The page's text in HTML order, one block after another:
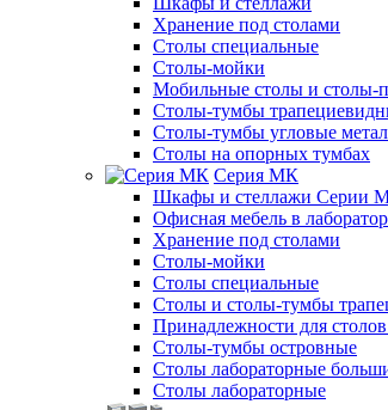
Хранение под столами
Столы специальные
Столы-мойки
Мобильные столы и столы-
Столы-тумбы
Столы-тумбы угловые
Столы на опорных тумбах
Серия МК
Шкафы и стеллажи Серии
Офисная мебель в
Хранение под столами
Столы-мойки
Столы специальные
Столы и столы-тумбы
Принадлежности для
Столы-тумбы островные
Столы лабораторные
Столы лабораторные